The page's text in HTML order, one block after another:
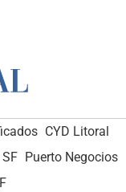
CYD Litoral
Puerto Negocios